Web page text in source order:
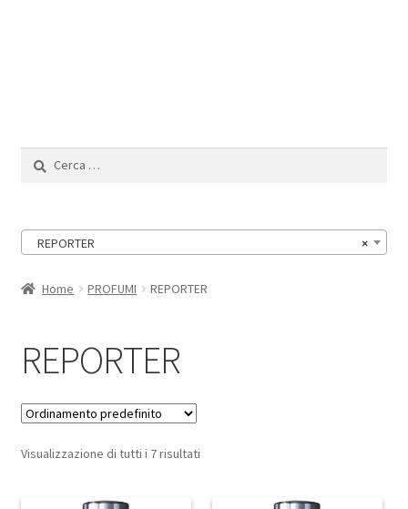
×
REPORTER
Home PROFUMI REPORTER
REPORTER
Visualizzazione di tutti i 7 risultati